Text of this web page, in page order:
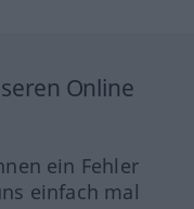
Online
ein Fehler
einfach mal